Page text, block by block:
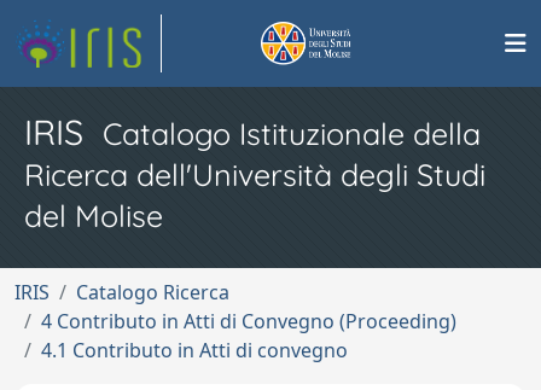
IRIS Catalogo Istituzionale della
Ricerca dell'Università degli Studi
del Molise
IRIS
Catalogo Ricerca
4 Contributo in Atti di Convegno (Proceeding)
4.1 Contributo in Atti di convegno